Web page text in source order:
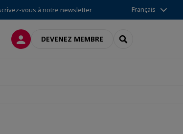
vous à notre newsletter Français
CONNEXIONDEVENEZ MEMBRE RECHERCHER